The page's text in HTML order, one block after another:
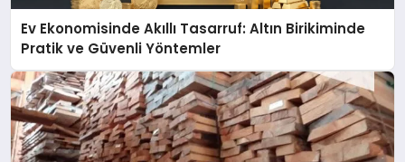
Ev Ekonomisinde Akıllı Tasarruf: Altın Birikiminde
Pratik ve Güvenli Yöntemler